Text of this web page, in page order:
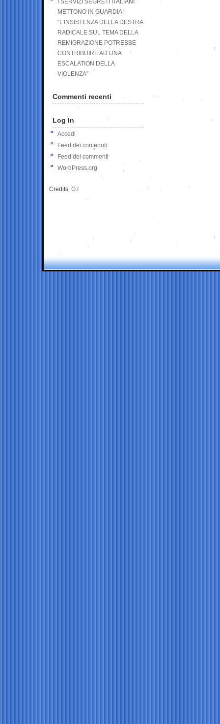
I SERVIZI SEGRETI ITALIANI
METTONO IN GUARDIA:
“L’INSISTENZA DELLA DESTRA
RADICALE SUL TEMA DELLA
REMIGRAZIONE POTREBBE
CONTRIBUIRE AD UNA
ESCALATION DELLA
VIOLENZA”
Commenti recenti
Log In
Accedi
Feed dei contenuti
Feed dei commenti
WordPress.org
Credits: G.I